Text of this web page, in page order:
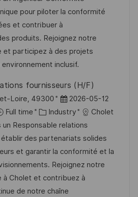
e
d
D
a
t
e
g
r
y
pour piloter la conformité
et contribuer à
produits. Rejoignez notre
et participez à des projets
inclusif.
fournisseurs (H/F)
Loire, 49300
P
o
s
t
e
d
D
a
2026-05-12
Full time
C
a
t
e
g
o
r
Industry
Cholet
un Responsable relations
des partenariats solides
et garantir la conformité et la
Rejoignez notre
à Cholet et contribuez à
de notre chaîne